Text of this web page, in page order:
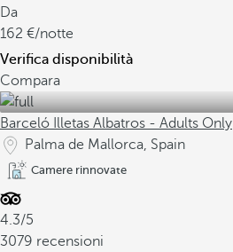
Da
162
/notte
Verifica disponibilità
Compara
Barceló Illetas Albatros - Adults Only
Palma de Mallorca, Spain
Camere rinnovate
4.3/5
3079 recensioni